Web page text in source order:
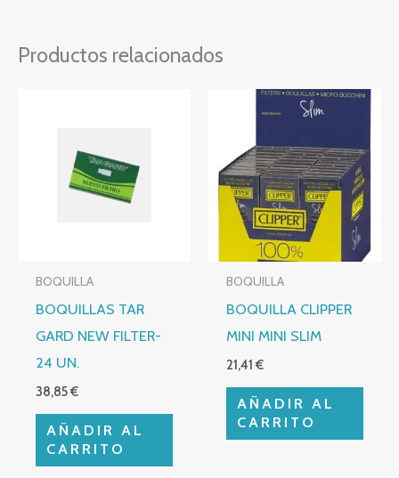
Productos relacionados
BOQUILLA
BOQUILLAS TAR
GARD NEW FILTER-
24 UN.
38,85€
AÑADIR AL
CARRITO
BOQUILLA
BOQUILLA CLIPPER
MINI MINI SLIM
21,41€
AÑADIR AL
CARRITO